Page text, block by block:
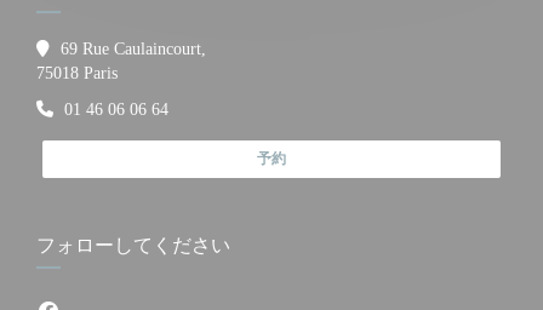
69 Rue Caulaincourt,
75018 Paris((新しいウィンドウで開きます))
01 46 06 06 64
予約
フォローしてください